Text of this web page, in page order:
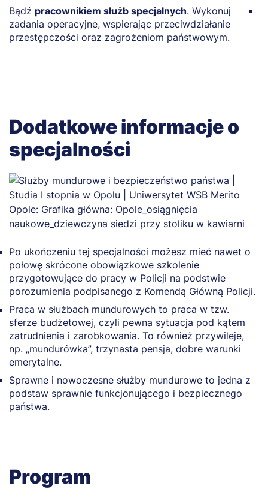
Bądź pracownikiem służb specjalnych. Wykonuj
zadania operacyjne, wspierając przeciwdziałanie
przestępczości oraz zagrożeniom państwowym.
Dodatkowe informacje o
specjalności
Po ukończeniu tej specjalności możesz mieć nawet o
połowę skrócone obowiązkowe szkolenie
przygotowujące do pracy w Policji na podstwie
porozumienia podpisanego z Komendą Główną Policji.
Praca w służbach mundurowych to praca w tzw.
sferze budżetowej, czyli pewna sytuacja pod kątem
zatrudnienia i zarobkowania. To również przywileje,
np. „mundurówka”, trzynasta pensja, dobre warunki
emerytalne.
Sprawne i nowoczesne służby mundurowe to jedna z
podstaw sprawnie funkcjonującego i bezpiecznego
państwa.
Program